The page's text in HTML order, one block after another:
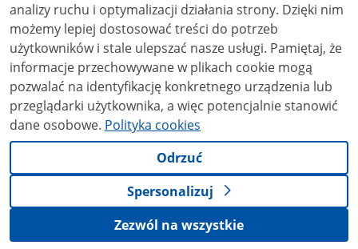
analizy ruchu i optymalizacji działania strony. Dzięki nim
możemy lepiej dostosować treści do potrzeb
użytkowników i stale ulepszać nasze usługi. Pamiętaj, że
informacje przechowywane w plikach cookie mogą
pozwalać na identyfikację konkretnego urządzenia lub
przeglądarki użytkownika, a więc potencjalnie stanowić
dane osobowe. Polityka cookies
Odrzuć
Spersonalizuj
Zezwól na wszystkie